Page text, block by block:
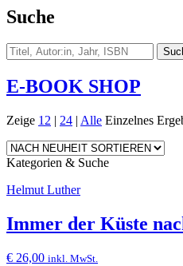
Suche
E-BOOK SHOP
Zeige 12 | 24 | Alle Einzelnes
Kategorien & Suche
Helmut Luther
Immer der Küste
€ 26,00 inkl. MwSt.